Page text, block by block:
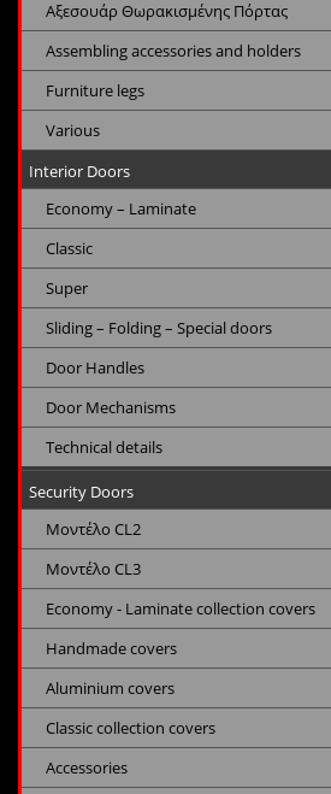
Αξεσουάρ Θωρακισμένης Πόρτας
Assembling accessories and holders
Furniture legs
Various
Interior Doors
Economy – Laminate
Classic
Super
Sliding – Folding – Special doors
Door Handles
Door Mechanisms
Technical details
Security Doors
Μοντέλο CL2
Μοντέλο CL3
Economy - Laminate collection covers
Handmade covers
Aluminium covers
Classic collection covers
Accessories